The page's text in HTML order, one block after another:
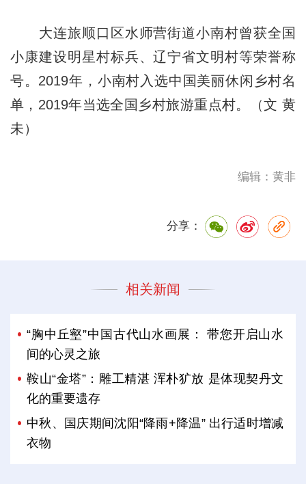
大连旅顺口区水师营街道小南村曾获全国
小康建设明星村标兵、辽宁省文明村等荣誉称
号。2019年，小南村入选中国美丽休闲乡村名
单，2019年当选全国乡村旅游重点村。（文 黄
未）
编辑：黄非
分享：
相关新闻
“胸中丘壑”中国古代山水画展： 带您开启山水
间的心灵之旅
鞍山“金塔”：雕工精湛 浑朴犷放 是体现契丹文
化的重要遗存
中秋、国庆期间沈阳“降雨+降温” 出行适时增减
衣物